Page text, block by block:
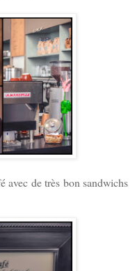
avec de très bon sandwichs